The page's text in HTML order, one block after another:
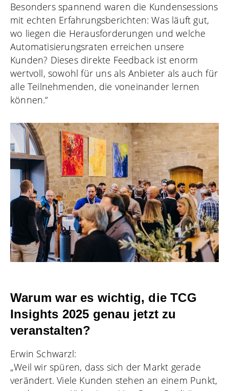
Besonders spannend waren die Kundensessions
mit echten Erfahrungsberichten: Was läuft gut,
wo liegen die Herausforderungen und welche
Automatisierungsraten erreichen unsere
Kunden? Dieses direkte Feedback ist enorm
wertvoll, sowohl für uns als Anbieter als auch für
alle Teilnehmenden, die voneinander lernen
können.“
Warum war es wichtig, die TCG
Insights 2025 genau jetzt zu
veranstalten?
Erwin Schwarzl:
„Weil wir spüren, dass sich der Markt gerade
verändert. Viele Kunden stehen an einem Punkt,